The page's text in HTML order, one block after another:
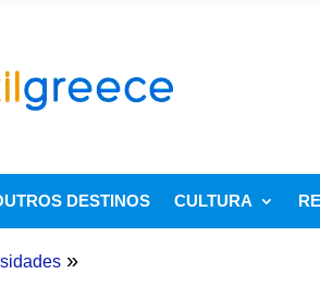
DESTINOS CULTURA
»